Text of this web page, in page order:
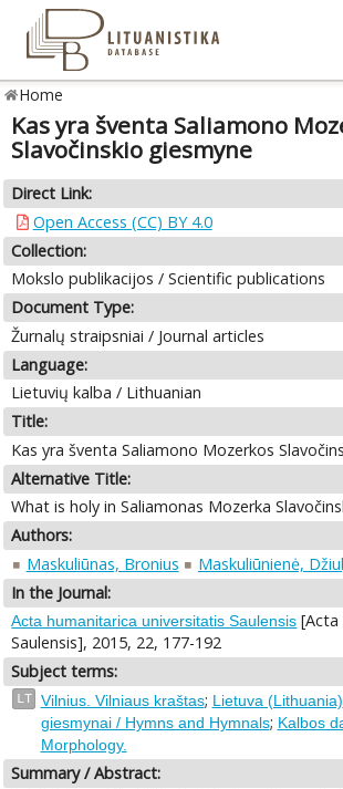
Home
Kas yra šventa Saliamono
Slavočinskio giesmyne
Direct Link:
Open Access (CC) BY 4.0
Collection:
Mokslo publikacijos / Scientific publications
Document Type:
Žurnalų straipsniai / Journal articles
Language:
Lietuvių kalba / Lithuanian
Title:
Kas yra šventa Saliamono Mozerkos
Alternative Title:
What is holy in Saliamonas Mozerka
Authors:
Maskuliūnas, Bronius
Maskuliūnienė,
In the Journal:
Acta humanitarica universitatis Saulensis [Acta
Saulensis], 2015, 22, 177-192
Subject terms:
LT Vilnius. Vilniaus kraštas; Lietuva (Lithuania)
giesmynai / Hymns and Hymnals; Kalbos
Morphology.
Summary / Abstract: